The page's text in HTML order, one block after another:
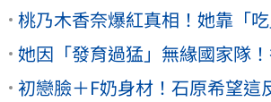
桃乃木香奈爆紅真相！她靠「
她因「發育過猛」無緣國家隊
初戀臉＋F奶身材！石原希望這